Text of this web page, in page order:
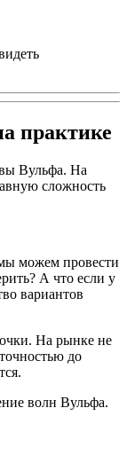
практике
Вульфа. На
сложность
можем провести
А что если у
вариантов
На рынке не
до
волн Вульфа.